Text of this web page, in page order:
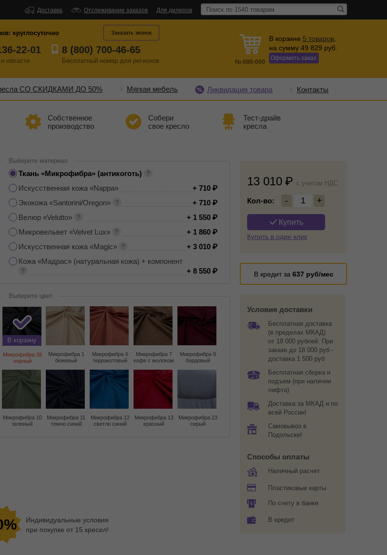
Доставка Отслеживание заказов Для дилеров
круглосуточно
22-01
области
8 (800) 700-46-65
Бесплатный номер для регионов
Заказать звонок
№ 000-000
В корзине 5 товаров
на сумму 49 829 руб.
Оформить заказ
СО СКИДКАМИ ДО 50% Мягкая мебель Ликвидация товара Контакты
Собственное
производство
Собери
свое кресло
Тест-драйв
кресла
13 010 c учетом НДС
Кол-во: - 1 +
Купить
Купить в один клик
В кредит за 637 руб/мес
Условия доставки
Бесплатная доставка
(в пределах МКАД)
от 18 000 рублей. При
заказе до 18 000 руб -
доставка 1 500 руб
Бесплатная сборка и
подъем (при наличии
лифта)
Доставка за МКАД и по
всей России!
Самовывоз в
Подольске!
Способы оплаты
Наличный расчет
Пластиковые карты
По счету в банке
В кредит
Выберите материал
Ткань «Микрофибра» (антикоготь)
Искусственная кожа «Nappa»
+ 710
Экокожа «Santorini/Oregon»
+ 710
Велюр «Velutto»
+ 1 550
Микровельвет «Velvet Lux»
+ 1 860
Искусственная кожа «Magic»
+ 3 010
Кожа «Мадрас» (натуральная кожа) + компонент
+ 8 550
Выберите цвет
В корзину
Микрофибра 39
черный
Микрофибра 1
бежевый
Микрофибра 6
терракотовый
Микрофибра 7
кофе с молоком
Микрофибра 9
бордовый
Микрофибра 10
зеленый
Микрофибра 11
темно синий
Микрофибра 12
светло синий
Микрофибра 13
красный
Микрофибра 23
серый
Индивидуальные условия
при покупке от 15 кресел!